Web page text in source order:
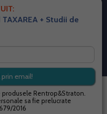
+ Studii de
Rentrop&Straton.
sa fie prelucrate
2016
rezervate.